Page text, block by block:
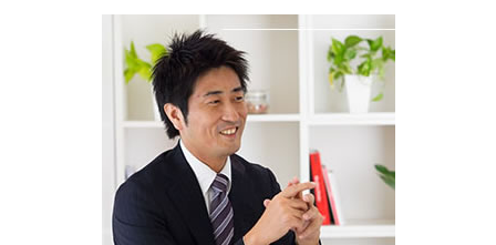
税理士 顧問契約 変更
税務調査 いくらから
税理士 顧問契約 メリット
顧問税理士
外国税額控除とは
国際税務 組織再編
外国子会社合算税制 外税控除
外国子会社合算税制とは
国際税務 相談
外国子会社合算税制 改正
外国子会社合算税制
外国税額控除 わかりやすく
新宿区 起業支援
目黒区 相続対策
目黒区 国際税務 税制
渋谷区 税務調査
渋谷区 国際税務相談
目黒区 国際税務 事前準備
新宿区 国際税務 税制
品川区 国際税務 事前準備
目黒区 税務調査